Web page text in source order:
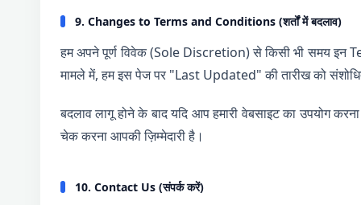
9. Changes to Terms and Conditions (शर्तों में बदलाव)
हम अपने पूर्ण विवेक (Sole Discretion) से किसी भी समय इन
मामले में, हम इस पेज पर "Last Updated" की तारीख को
बदलाव लागू होने के बाद यदि आप हमारी वेबसाइट का उपयोग
चेक करना आपकी ज़िम्मेदारी है।
10. Contact Us (संपर्क करें)